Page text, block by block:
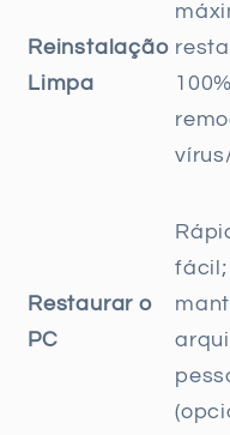
Reinstalação
Limpa
Restaurar o
PC
fácil;